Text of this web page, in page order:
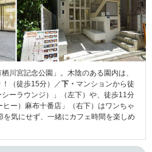
川宮記念公園」。木陰のある園内は、
（徒歩15分）／下・ マンションから徒
ーラウンジ）」（左下）や、徒歩11分
ー）麻布十番店」（右下）はワンちゃ
気にせず、一緒にカフェ時間を楽しめ